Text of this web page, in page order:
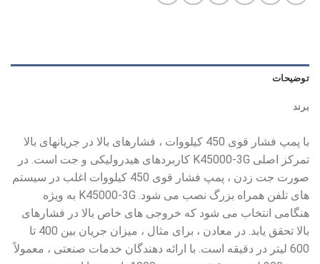
توضیحات
برند
با پمپ فشار قوی 450 کیلووات ، فشارهای بالا در جریانهای بالا
تمرکز اصلی K45000-3G کاربردهای هیدرولیکی و جت است. در
صورت جت زدن ، پمپ فشار قوی 450 کیلووات اغلب در سیستم
های تلفن همراه بزرگ نصب می شود. K45000-3G به ویژه
هنگامی انتخاب می شود که خروجی های خاص بالا در فشارهای
بالا تحقق یابد. در معادن ، برای مثال ، میزان جریان بین 400 تا
600 لیتر در دقیقه است. با ارائه دهندگان خدمات صنعتی ، معمولاً